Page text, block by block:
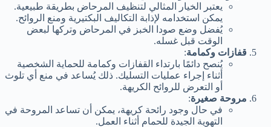
يعتبر الخيار المثالي لتنظيف المرحاض بطريقة طبيعية.
يمكن استخدامه لإذابة التكاليف البكتيرية ومنع الروائح.
يُفضل وضع صودا الخبز في المرحاض وتركها لبعض
الوقت قبل غسله.
قفازات وكمامة:
يُنصح دائمًا بارتداء القفازات وكمامة للحماية الشخصية
أثناء إجراء عمليات التسليك. ذلك يُساعد في منع أي تلوث
أو التعرض للروائح الكريهة.
مروحة صغيرة:
في حال وجود رائحة كريهة، يمكن أن تساعد المروحة في
التهوية الجيدة للحمام أثناء العمل.